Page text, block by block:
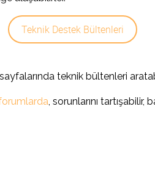
Teknik Destek Bültenleri
sayfalarında teknik bültenleri
, sorunlarını tartışabilir,